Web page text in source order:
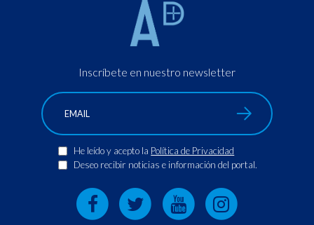
Inscríbete en nuestro newsletter
He leído y acepto la Política de Privacidad
Deseo recibir noticias e información del portal.